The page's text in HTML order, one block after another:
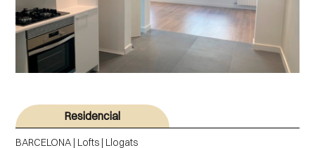
Residencial
BARCELONA | Lofts | Llogats